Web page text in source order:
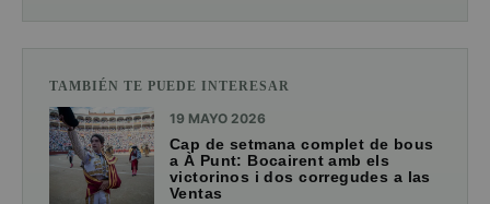
TAMBIÉN TE PUEDE INTERESAR
19 MAYO 2026
Cap de setmana complet de bous
a À Punt: Bocairent amb els
victorinos i dos corregudes a las
Ventas